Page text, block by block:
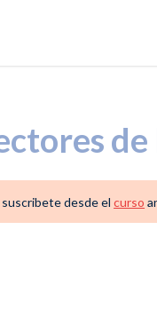
suscribete desde elcurso